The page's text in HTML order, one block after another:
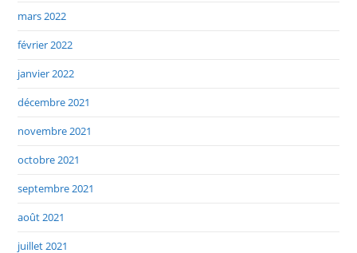
mars 2022
février 2022
janvier 2022
décembre 2021
novembre 2021
octobre 2021
septembre 2021
août 2021
juillet 2021